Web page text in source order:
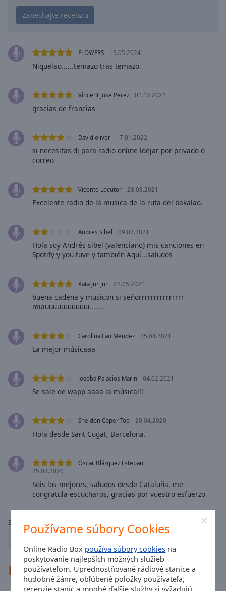
Používame súbory Cookies
Online Radio Box používa súbory cookies na
poskytovanie najlepších možných služieb
používateľom. Uprednostňované rádiové stanice a
hudobné žánre, obľúbené položky používateľa,
window.
dialog
window.
will
cancel
window.
Text
Background
Opacity
Area
Background
Opacity
Size
Style
Family
FLOWERS 19.05.2024
Niquelao......temazo tras temazo.
Vincent Jose Perez 01.12.2022
gracias de francias
David oliver 17.01.2022
si necesitas dj para radio online ldejar por privado o
correo
Vicente Locutor 28.08.2021
Excelente radio de la musica de la ruta del bakalao.
Andres Sibel 09.07.2021
Hola soy Andrés sibel (valenciano) mis canciones en
Spotify y you tuve y también Aquí...saludos
Xata Jur Jur 22.05.2021
buena cadena y musicon si señorrrrrrrrrrrrrrr
miauuuuuuuuuuu.......
Carolina Lao Mendez 25.04.2021
La mejor músicaaa
Joseba Palacios Marin 04.02.2021
Se sale de wapp aaaa la música!!!
Sheldon Coper Too 20.04.2020
Hola desde Sant Cugat, Barcelona.
Óscar Blázquez Esteban
25.03.2020
Sois los mejores, saludos desde Cataluña, me
congratula escucharos, gracias por vuestro esfuerzo
Strany:
ďalej →
Rádiové kontakty